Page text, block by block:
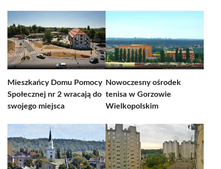
Mieszkańcy Domu Pomocy
Społecznej nr 2 wracają do
swojego miejsca
Nowoczesny ośrodek
tenisa w Gorzowie
Wielkopolskim